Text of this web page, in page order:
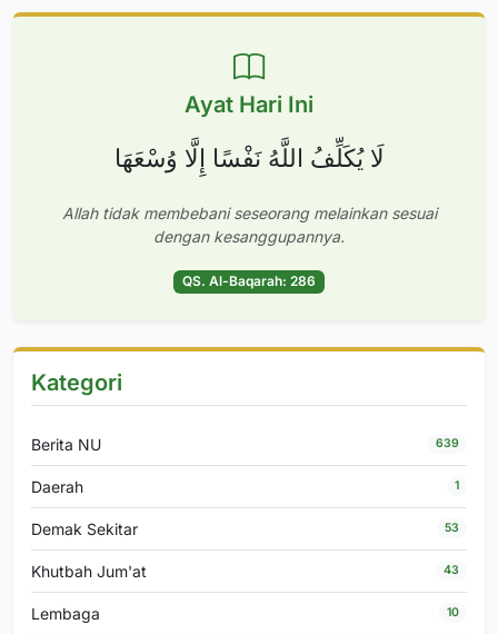
Ayat Hari Ini
لَا يُكَلِّفُ اللَّهُ نَفْسًا إِلَّا وُسْعَهَا
Allah tidak membebani seseorang melainkan sesuai
dengan kesanggupannya.
QS. Al-Baqarah: 286
Kategori
Berita NU 639
Daerah 1
Demak Sekitar 53
Khutbah Jum'at 43
Lembaga 10